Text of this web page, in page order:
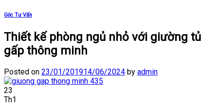
Góc Tư Vấn
Thiết kế phòng ngủ nhỏ với giường tủ
gấp thông minh
Posted on 23/01/201914/06/2024 by admin
23
Th1